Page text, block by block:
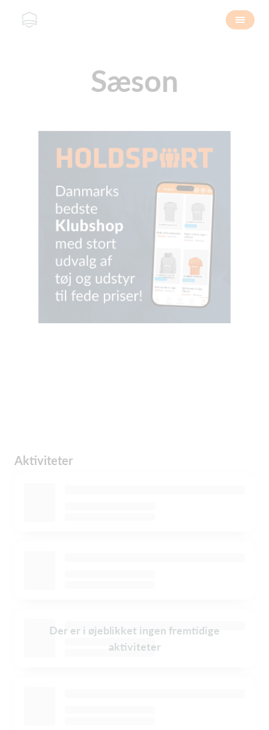
Sæson
Aktiviteter
Der er i øjeblikket ingen fremtidige
aktiviteter